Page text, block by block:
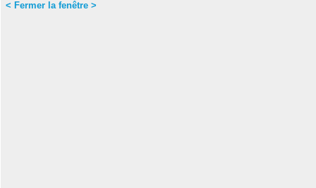
< Fermer la fenêtre >